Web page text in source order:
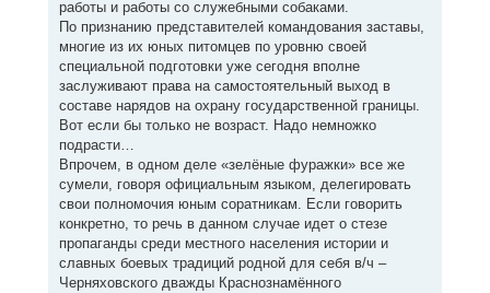
работы и работы со служебными собаками.
По признанию представителей командования заставы,
многие из их юных питомцев по уровню своей
специальной подготовки уже сегодня вполне
заслуживают права на самостоятельный выход в
составе нарядов на охрану государственной границы.
Вот если бы только не возраст. Надо немножко
подрасти…
Впрочем, в одном деле «зелёные фуражки» все же
сумели, говоря официальным языком, делегировать
свои полномочия юным соратникам. Если говорить
конкретно, то речь в данном случае идет о стезе
пропаганды среди местного населения истории и
славных боевых традиций родной для себя в/ч –
Черняховского дважды Краснознамённого